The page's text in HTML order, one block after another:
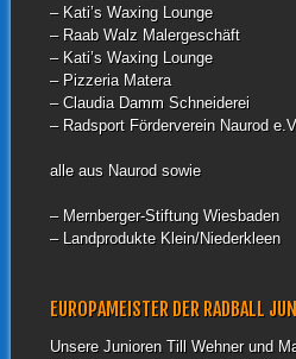
– Kati’s Waxing Lounge
– Raab Walz Malergeschäft
– Kati’s Waxing Lounge
– Pizzeria Matera
– Claudia Damm Schneiderei
– Radsport Förderverein Naurod e.V.
alle aus Naurod sowie
– Mernberger-Stiftung Wiesbaden
– Landprodukte Klein/Niederkleen
EUROPAMEISTER DER RADBALL
Unsere Junioren Till Wehner und